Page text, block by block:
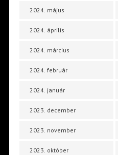
2024. május
2024. április
2024. március
2024. február
2024. január
2023. december
2023. november
2023. október